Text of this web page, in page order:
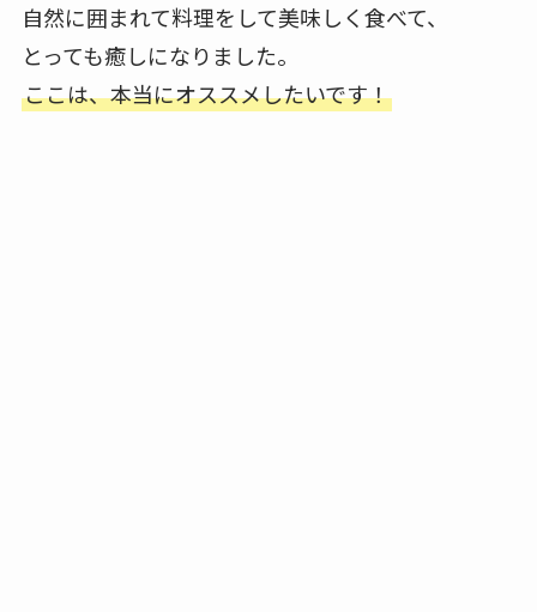
自然に囲まれて料理をして美味しく食べて、
とっても癒しになりました。
ここは、本当にオススメしたいです！